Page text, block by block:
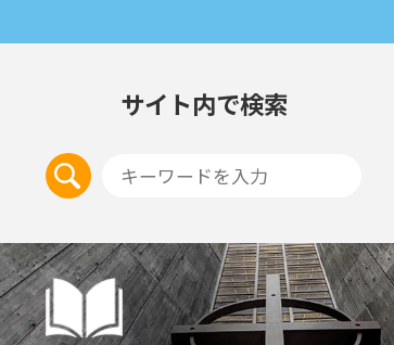
サイト内で検索